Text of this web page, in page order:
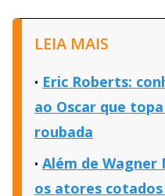
LEIA MAIS
Eric Roberts:
ao Oscar que
roubada
Além de Wagner
os atores cotados